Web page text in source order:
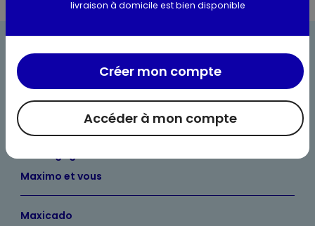
Bienvenue chez Maximo
Maximo et vous
Maxicado
livraison à domicile est bien disponible
Accéder à mon compte
Créer mon compte